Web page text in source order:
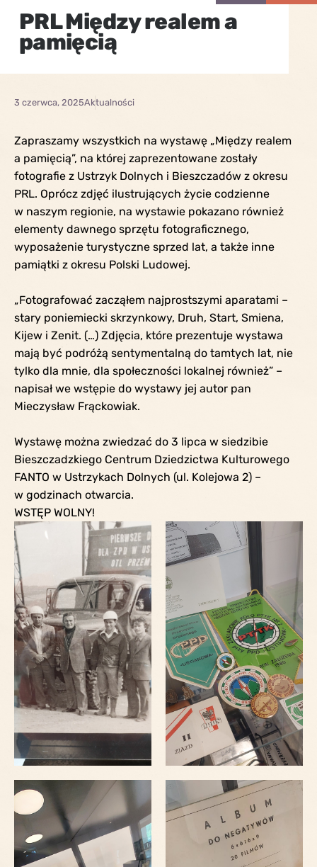
PRL Między realem a
pamięcią
3 czerwca, 2025Aktualności
Zapraszamy wszystkich na wystawę „Między realem
a pamięcią”, na której zaprezentowane zostały
fotografie z Ustrzyk Dolnych i Bieszczadów z okresu
PRL. Oprócz zdjęć ilustrujących życie codzienne
w naszym regionie, na wystawie pokazano również
elementy dawnego sprzętu fotograficznego,
wyposażenie turystyczne sprzed lat, a także inne
pamiątki z okresu Polski Ludowej.
„Fotografować zacząłem najprostszymi aparatami –
stary poniemiecki skrzynkowy, Druh, Start, Smiena,
Kijew i Zenit. (…) Zdjęcia, które prezentuje wystawa
mają być podróżą sentymentalną do tamtych lat, nie
tylko dla mnie, dla społeczności lokalnej również” –
napisał we wstępie do wystawy jej autor pan
Mieczysław Frąckowiak.
Wystawę można zwiedzać do 3 lipca w siedzibie
Bieszczadzkiego Centrum Dziedzictwa Kulturowego
FANTO w Ustrzykach Dolnych (ul. Kolejowa 2) –
w godzinach otwarcia.
WSTĘP WOLNY!